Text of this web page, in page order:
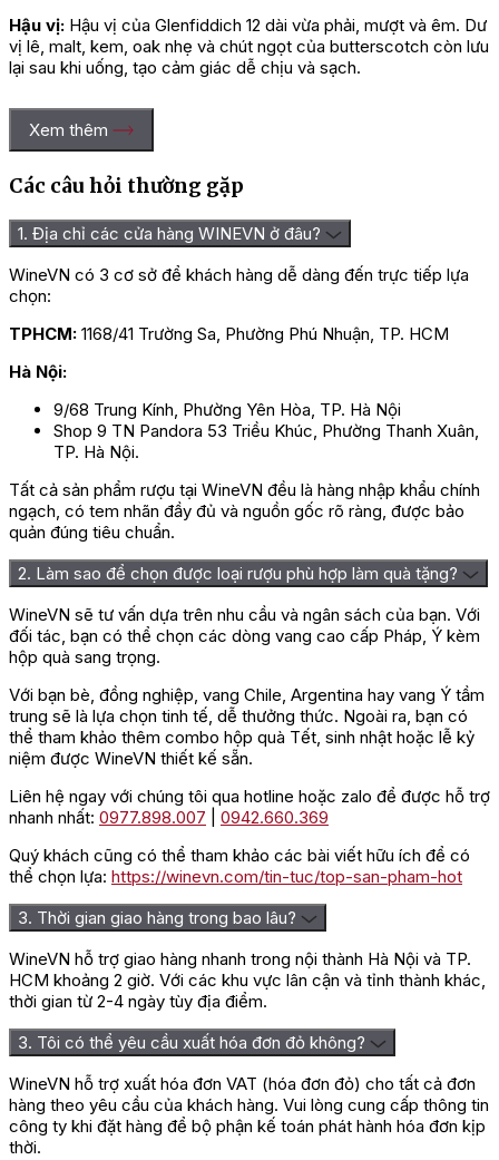
Hậu vị: Hậu vị của Glenfiddich 12 dài vừa phải, mượt và êm. Dư
vị lê, malt, kem, oak nhẹ và chút ngọt của butterscotch còn lưu
lại sau khi uống, tạo cảm giác dễ chịu và sạch.
Rượu Glenfiddich 12 năm mang
Cách thưởng thức rượu Glenfiddich 12
Years Old
Glenfiddich 12 có thể thưởng thức theo nhiều cách. Với người
Xem thêm
Các câu hỏi thường gặp
1. Địa chỉ các cửa hàng WINEVN ở đâu?
WineVN có 3 cơ sở để khách hàng dễ dàng đến trực tiếp lựa
chọn:
TPHCM: 1168/41 Trường Sa, Phường Phú Nhuận, TP. HCM
Hà Nội:
9/68 Trung Kính, Phường Yên Hòa, TP. Hà Nội
Shop 9 TN Pandora 53 Triều Khúc, Phường Thanh Xuân,
TP. Hà Nội.
Tất cả sản phẩm rượu tại WineVN đều là hàng nhập khẩu chính
ngạch, có tem nhãn đầy đủ và nguồn gốc rõ ràng, được bảo
quản đúng tiêu chuẩn.
2. Làm sao để chọn được loại rượu phù hợp làm quà tặng?
WineVN sẽ tư vấn dựa trên nhu cầu và ngân sách của bạn. Với
đối tác, bạn có thể chọn các dòng vang cao cấp Pháp, Ý kèm
hộp quà sang trọng.
Với bạn bè, đồng nghiệp, vang Chile, Argentina hay vang Ý tầm
trung sẽ là lựa chọn tinh tế, dễ thưởng thức. Ngoài ra, bạn có
thể tham khảo thêm combo hộp quà Tết, sinh nhật hoặc lễ kỷ
niệm được WineVN thiết kế sẵn.
Liên hệ ngay với chúng tôi qua hotline hoặc zalo để được hỗ trợ
nhanh nhất: 0977.898.007
0942.660.369
Quý khách cũng có thể tham khảo các bài viết hữu ích để có
thể chọn lựa: https://winevn.com/tin-tuc/top-san-pham-hot
3. Thời gian giao hàng trong bao lâu?
WineVN hỗ trợ giao hàng nhanh trong nội thành Hà Nội và TP.
HCM khoảng 2 giờ. Với các khu vực lân cận và tỉnh thành khác,
thời gian từ 2-4 ngày tùy địa điểm.
3. Tôi có thể yêu cầu xuất hóa đơn đỏ không?
WineVN hỗ trợ xuất hóa đơn VAT (hóa đơn đỏ) cho tất cả đơn
hàng theo yêu cầu của khách hàng. Vui lòng cung cấp thông tin
công ty khi đặt hàng để bộ phận kế toán phát hành hóa đơn kịp
thời.